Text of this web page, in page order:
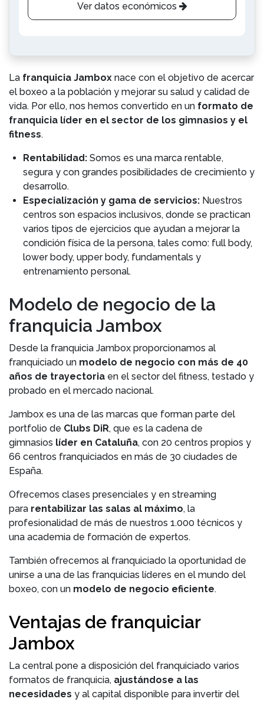
Ver datos económicos
La franquicia Jambox nace con el objetivo de acercar
el boxeo a la población y mejorar su salud y calidad de
vida. Por ello, nos hemos convertido en un formato de
franquicia líder en el sector de los gimnasios y el
fitness.
Rentabilidad: Somos es una marca rentable,
segura y con grandes posibilidades de crecimiento y
desarrollo.
Especialización y gama de servicios: Nuestros
centros son espacios inclusivos, donde se practican
varios tipos de ejercicios que ayudan a mejorar la
condición física de la persona, tales como: full body,
lower body, upper body, fundamentals y
entrenamiento personal.
Modelo de negocio de la
franquicia Jambox
Desde la franquicia Jambox proporcionamos al
franquiciado un modelo de negocio con más de 40
años de trayectoria en el sector del fitness, testado y
probado en el mercado nacional.
Jambox es una de las marcas que forman parte del
portfolio de Clubs DiR, que es la cadena de
gimnasios líder en Cataluña, con 20 centros propios y
66 centros franquiciados en más de 30 ciudades de
España.
Ofrecemos clases presenciales y en streaming
para rentabilizar las salas al máximo, la
profesionalidad de más de nuestros 1.000 técnicos y
una academia de formación de expertos.
También ofrecemos al franquiciado la oportunidad de
unirse a una de las franquicias líderes en el mundo del
boxeo, con un modelo de negocio eficiente.
Ventajas de franquiciar
Jambox
La central pone a disposición del franquiciado varios
formatos de franquicia, ajustándose a las
necesidades y al capital disponible para invertir del